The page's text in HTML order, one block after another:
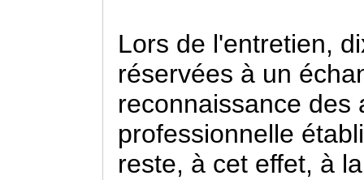
Lors de l'entretien,
réservées à un
reconnaissance des
professionnelle
reste, à cet effet, à